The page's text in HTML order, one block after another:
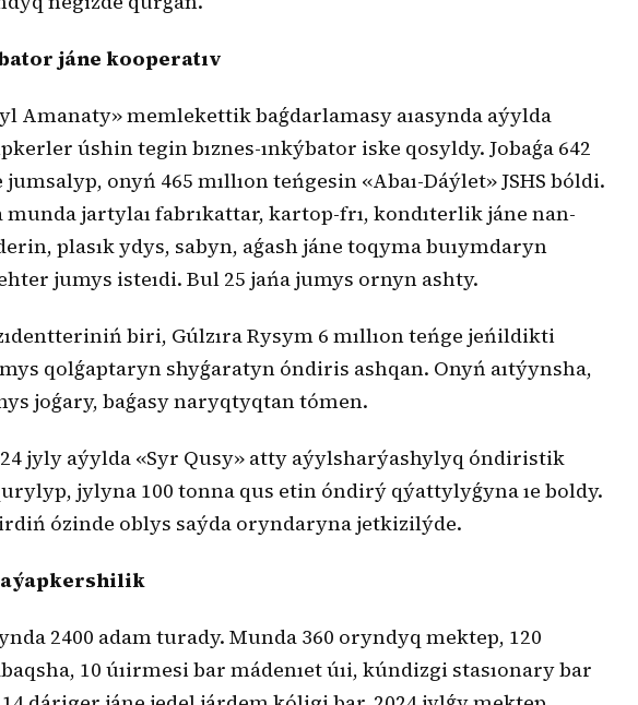
jáne kooperatıv
Amanaty» memlekettik baǵdarlamasy aıasynda aýylda
úshin tegin bıznes-ınkýbator iske qosyldy. Jobaǵa 642
jumsalyp, onyń 465 mıllıon teńgesin «Abaı-Dáýlet» JSHS bóldi.
munda jartylaı fabrıkattar, kartop-frı, kondıterlik jáne nan-
plasık ydys, sabyn, aǵash jáne toqyma buıymdaryn
jumys isteıdi. Bul 25 jańa jumys ornyn ashty.
biri, Gúlzıra Rysym 6 mıllıon teńge jeńildikti
qolǵaptaryn shyǵaratyn óndiris ashqan. Onyń aıtýynsha,
joǵary, baǵasy naryqtyqtan tómen.
jyly aýylda «Syr Qusy» atty aýylsharýashylyq óndiristik
jylyna 100 tonna qus etin óndirý qýattylyǵyna ıe boldy.
ózinde oblys saýda oryndaryna jetkizilýde.
2400 adam turady. Munda 360 oryndyq mektep, 120
10 úıirmesi bar mádenıet úıi, kúndizgi stasıonary bar